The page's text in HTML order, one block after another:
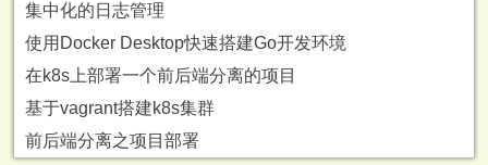
集中化的日志管理
使用Docker Desktop快速搭建Go开发环境
在k8s上部署一个前后端分离的项目
基于vagrant搭建k8s集群
前后端分离之项目部署